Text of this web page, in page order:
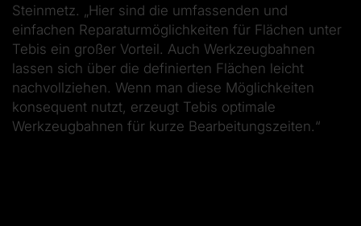
Steinmetz. „Hier sind die umfassenden und
einfachen Reparaturmöglichkeiten für Flächen unter
Tebis ein großer Vorteil. Auch Werkzeugbahnen
lassen sich über die definierten Flächen leicht
nachvollziehen. Wenn man diese Möglichkeiten
konsequent nutzt, erzeugt Tebis optimale
Werkzeugbahnen für kurze Bearbeitungszeiten.“